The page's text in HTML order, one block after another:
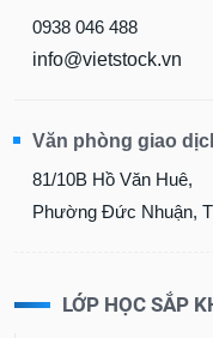
0938 046 488
info@vietstock.vn
Văn phòng giao
81/10B Hồ Văn Huê,
Phường Đức Nhuận,
LỚP HỌC SẮP